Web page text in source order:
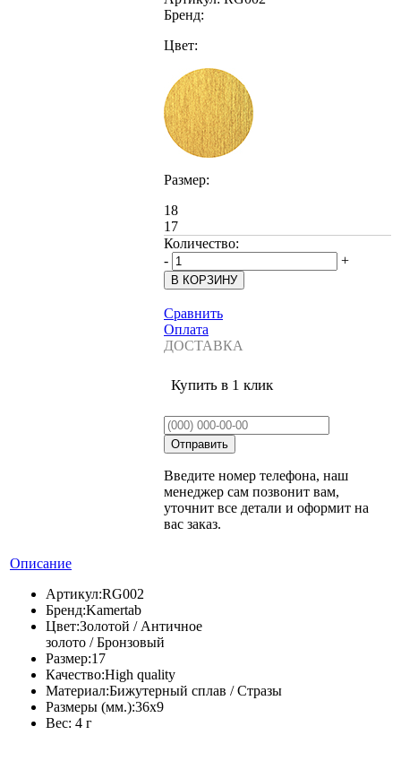
Бренд:
Цвет:
Размер:
18
17
Количество:
-
+
Сравнить
Оплата
ДОСТАВКА
Купить в 1 клик
Введите номер телефона, наш
менеджер сам позвонит вам,
уточнит все детали и оформит на
вас заказ.
Описание
Артикул:RG002
Бренд:Kamertab
Цвет:Золотой / Античное
золото / Бронзовый
Размер:17
Качество:High quality
Материал:Бижутерный сплав / Стразы
Размеры (мм.):36x9
Вес: 4 г